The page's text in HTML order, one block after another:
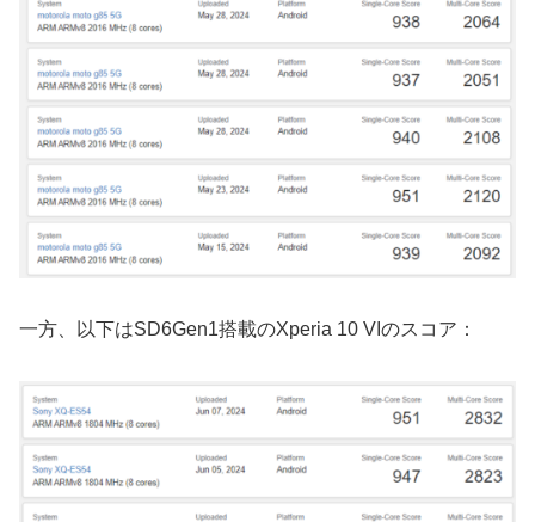
一方、以下はSD6Gen1搭載のXperia 10 VIのスコア：